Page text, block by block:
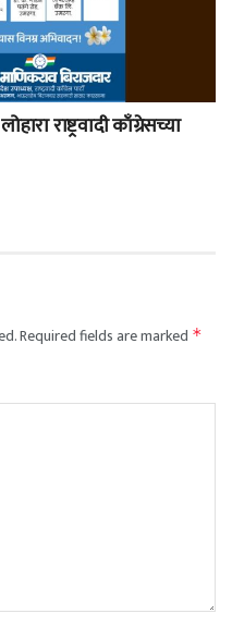
राष्ट्रवादी काँग्रेसच्या
Required fields are marked *